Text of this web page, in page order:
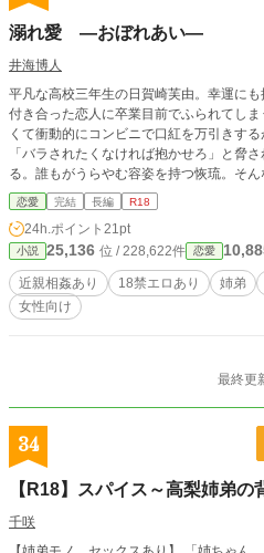
溺れ愛 ―おぼれあい―
井海博人
平凡な高校三年生の日賀崎芙由。幸運に
付き合った恋人に卒業目前でふられてし
くて衝動的にコンビニで口紅を万引きす
「バラされたくなければ抱かせろ」と脅
る。誰もがうらやむ容姿を持つ恢琉。そ
らないまま、芙由は快楽に流されていく
ードなベッドシーンが続きます。苦手な方
恋愛 完結 長編 R18
24h.ポイント 21pt
小説 25,136 位 / 228,622件 恋愛
近親相姦あり 18禁エロあり 姉弟
女性向け
最終更
34
【R18】スパイス～高梨姉弟の
千咲